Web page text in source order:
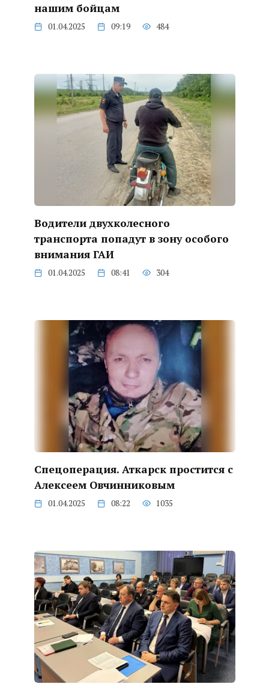
нашим бойцам
01.04.2025 09:19 484
Водители двухколесного
транспорта попадут в зону особого
внимания ГАИ
01.04.2025 08:41 304
Спецоперация. Аткарск простится с
Алексеем Овчинниковым
01.04.2025 08:22 1035